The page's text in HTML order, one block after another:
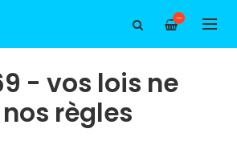
—
- vos lois ne
règles